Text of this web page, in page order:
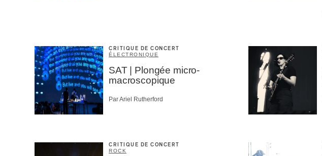
CRITIQUE DE CONCERT
ÉLECTRONIQUE
SAT | Plongée micro-
macroscopique
Par Ariel Rutherford
CRITIQUE DE CONCERT
ROCK